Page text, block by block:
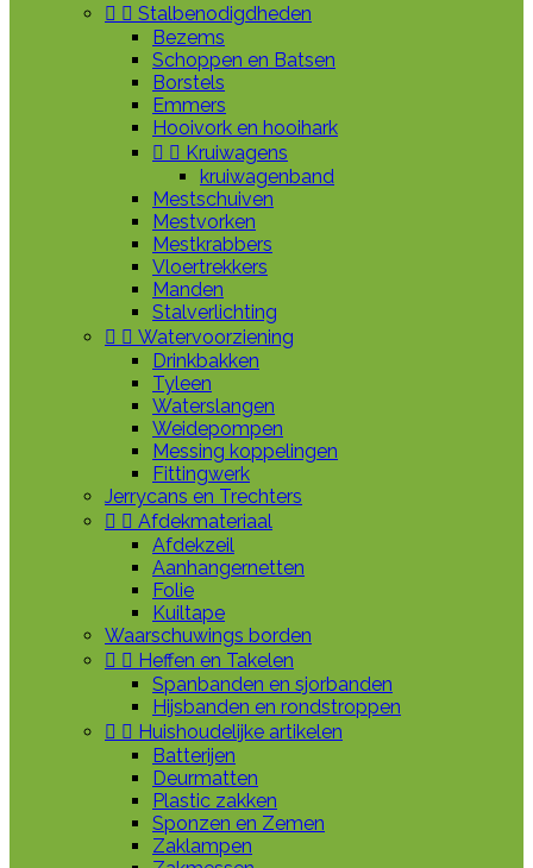
  Stalbenodigdheden
Bezems
Schoppen en Batsen
Borstels
Emmers
Hooivork en hooihark
  Kruiwagens
kruiwagenband
Mestschuiven
Mestvorken
Mestkrabbers
Vloertrekkers
Manden
Stalverlichting
  Watervoorziening
Drinkbakken
Tyleen
Waterslangen
Weidepompen
Messing koppelingen
Fittingwerk
Jerrycans en Trechters
  Afdekmateriaal
Afdekzeil
Aanhangernetten
Folie
Kuiltape
Waarschuwings borden
  Heffen en Takelen
Spanbanden en sjorbanden
Hijsbanden en rondstroppen
  Huishoudelijke artikelen
Batterijen
Deurmatten
Plastic zakken
Sponzen en Zemen
Zaklampen